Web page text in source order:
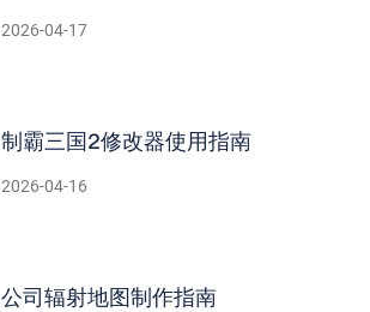
2026-04-17
制霸三国2修改器使用指南
2026-04-16
公司辐射地图制作指南